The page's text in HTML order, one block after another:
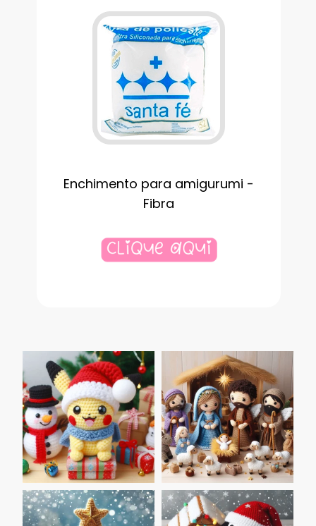
Enchimento para amigurumi -
Fibra